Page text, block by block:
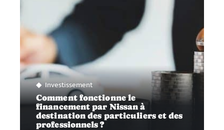
Investissement
Comment fonctionne le
financement par Nissan à
destination des particuliers et des
professionnels ?